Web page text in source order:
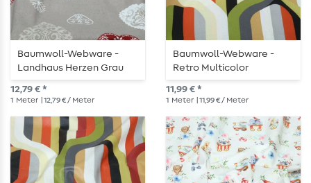
Baumwoll-Webware -
Landhaus Herzen Grau
12,79 € *
1 Meter | 12,79 € / Meter
Baumwoll-Webware -
Retro Multicolor
11,99 € *
1 Meter | 11,99 € / Meter